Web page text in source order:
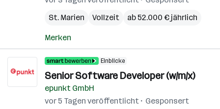
St. Marien
Vollzeit ab 52.000 € jährlich
Merken
Einblicke
Senior Software Developer (w/m/x)
epunkt GmbH
vor 5 Tagen veröffentlicht
Gesponsert